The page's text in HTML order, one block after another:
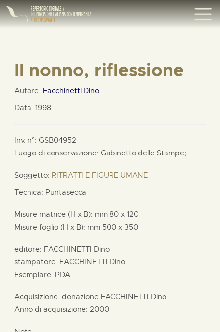
Il nonno, riflessione
Autore: Facchinetti Dino
Data: 1998
Inv. n°: GSB04952
Luogo di conservazione: Gabinetto delle Stampe;
Soggetto: RITRATTI E FIGURE UMANE
Tecnica: Puntasecca
Misure matrice (H x B): mm 80 x 120
Misure foglio (H x B): mm 500 x 350
editore: FACCHINETTI Dino
stampatore: FACCHINETTI Dino
Esemplare: PDA
Acquisizione: donazione FACCHINETTI Dino
Anno di acquisizione: 2000